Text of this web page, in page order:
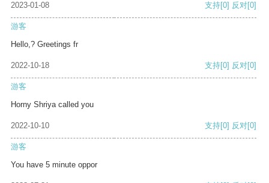
2023-01-08 支持[0] 反对[0]
游客
Hello,? Greetings fr
2022-10-18 支持[0] 反对[0]
游客
Horny Shriya called you
2022-10-10 支持[0] 反对[0]
游客
You have 5 minute oppor